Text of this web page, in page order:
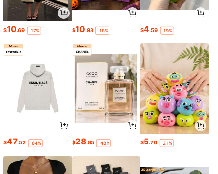
$10.69 -17% $10.98 -18% $4.59 -19%
$47.52 -84% $28.85 -48% $5.76 -21%